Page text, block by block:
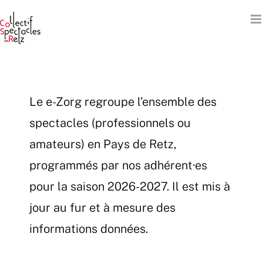
au
contenu
Le e-Zorg regroupe l’ensemble des
spectacles (professionnels ou
amateurs) en Pays de Retz,
programmés par nos adhérent·es
pour la saison 2026-2027. Il est mis à
jour au fur et à mesure des
informations données.